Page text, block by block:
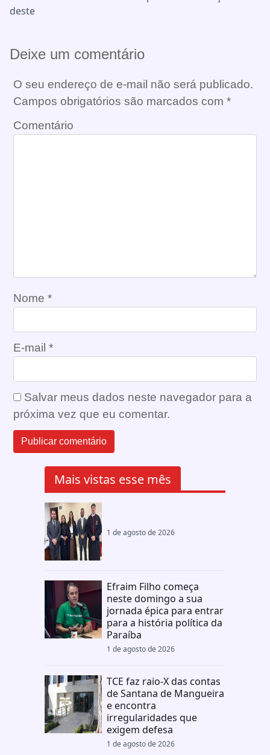
deste
Deixe um comentário
O seu endereço de e-mail não será publicado.
Campos obrigatórios são marcados com *
Comentário
Nome *
E-mail *
Salvar meus dados neste navegador para a
próxima vez que eu comentar.
Mais vistas esse mês
1 de agosto de 2026
Efraim Filho começa
neste domingo a sua
jornada épica para entrar
para a história política da
Paraíba
1 de agosto de 2026
TCE faz raio-X das contas
de Santana de Mangueira
e encontra
irregularidades que
exigem defesa
1 de agosto de 2026